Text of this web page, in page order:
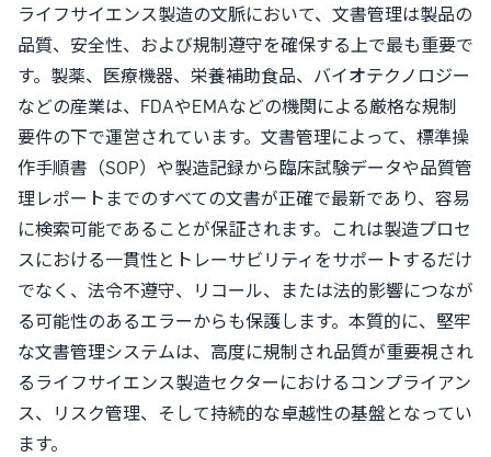
ライフサイエンス製造の文脈において、文書管理は製品の
品質、安全性、および規制遵守を確保する上で最も重要で
す。製薬、医療機器、栄養補助食品、バイオテクノロジー
などの産業は、FDAやEMAなどの機関による厳格な規制
要件の下で運営されています。文書管理によって、標準操
作手順書（SOP）や製造記録から臨床試験データや品質管
理レポートまでのすべての文書が正確で最新であり、容易
に検索可能であることが保証されます。これは製造プロセ
スにおける一貫性とトレーサビリティをサポートするだけ
でなく、法令不遵守、リコール、または法的影響につなが
る可能性のあるエラーからも保護します。本質的に、堅牢
な文書管理システムは、高度に規制され品質が重要視され
るライフサイエンス製造セクターにおけるコンプライアン
ス、リスク管理、そして持続的な卓越性の基盤となってい
ます。